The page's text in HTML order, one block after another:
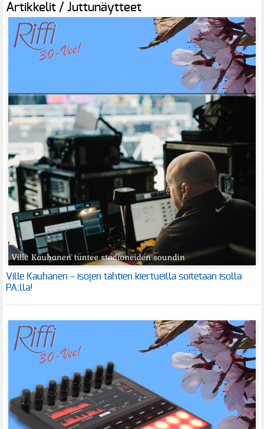
Artikkelit / Juttunäytteet
Ville Kauhanen – isojen tähtien kiertueilla soitetaan isolla
PA:lla!